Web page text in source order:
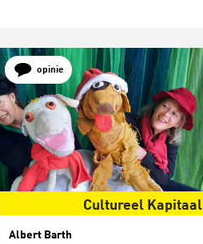
opinie
Cultureel Kapitaal
Albert Barth